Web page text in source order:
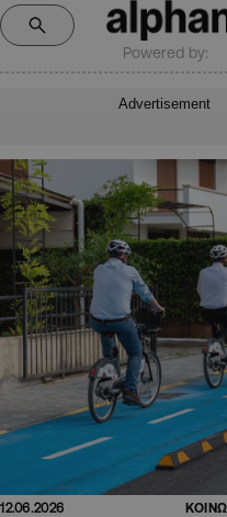
Powered by:
Advertisement
12.06.2026